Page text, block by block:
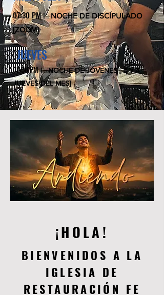
07:30 PM| NOCHE DE DISCÍPULADO
[ZOOM]
JUEVES
07:00 PM| NOCHE DE JÓVENES[ 2 Y 4
JUEVES DEL MES]
¡HOLA!
BIENVENIDOS A LA
IGLESIA DE
RESTAURACIÓN FE